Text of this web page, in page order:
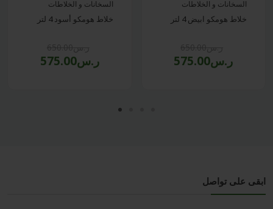
السخانات و الخلاطات
خلاط هومكو أسود 4 لتر
ر.س575.00
السخانات و الخلاطات
خلاط هومكو ابيض 4 لتر
ر.س575.00
ابقى على تواصل